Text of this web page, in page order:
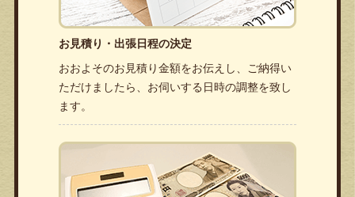
お見積り・出張日程の決定
おおよそのお見積り金額をお伝えし、ご納得い
ただけましたら、お伺いする日時の調整を致し
ます。